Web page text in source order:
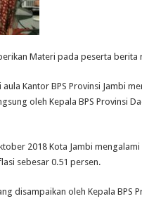
Materi pada peserta berita
Kantor BPS Provinsi Jambi
oleh Kepala BPS Provinsi
2018 Kota Jambi
sebesar 0.51 persen.
disampaikan oleh Kepala BPS